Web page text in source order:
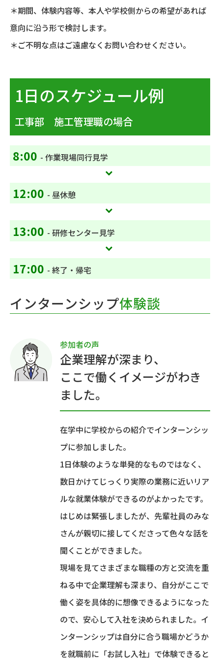
＊期間、体験内容等、本人や学校側からの希望があれば
意向に沿う形で検討します。
＊ご不明な点はご遠慮なくお問い合わせください。
1日のスケジュール例
工事部 施工管理職の場合
8:00 - 作業現場同行見学
12:00 - 昼休憩
13:00 - 研修センター見学
17:00 - 終了・帰宅
インターンシップ体験談
参加者の声
企業理解が深まり、
ここで働くイメージがわき
ました。
在学中に学校からの紹介でインターンシッ
プに参加しました。
1日体験のような単発的なものではなく、
数日かけてじっくり実際の業務に近いリア
ルな就業体験ができるのがよかったです。
はじめは緊張しましたが、先輩社員のみな
さんが親切に接してくださって色々な話を
聞くことができました。
現場を見てさまざまな職種の方と交流を重
ねる中で企業理解も深まり、自分がここで
働く姿を具体的に想像できるようになった
ので、安心して入社を決められました。イ
ンターンシップは自分に合う職場かどうか
を就職前に「お試し入社」で体験できると